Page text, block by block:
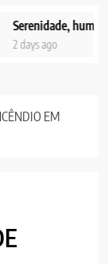
Serenidade,
2 days ago
EM